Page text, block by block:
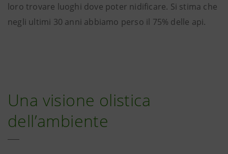
loro trovare luoghi dove poter nidificare. Si stima che
negli ultimi 30 anni abbiamo perso il 75% delle api.
Una visione olistica
dell’ambiente